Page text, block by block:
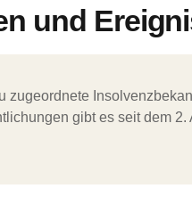
und
zugeordnete
gibt es seit dem